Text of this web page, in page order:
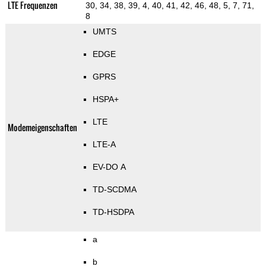
LTE Frequenzen
30, 34, 38, 39, 4, 40, 41, 42, 46, 48, 5, 7, 71,
8
Modemeigenschaften
UMTS
EDGE
GPRS
HSPA+
LTE
LTE-A
EV-DO A
TD-SCDMA
TD-HSDPA
a
b